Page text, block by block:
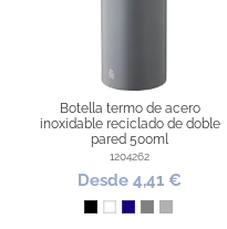
Botella termo de acero
inoxidable reciclado de doble
pared 500ml
1204262
Desde 4,41 €
NegroBlanco
Azul Oscuro
GrisPlata